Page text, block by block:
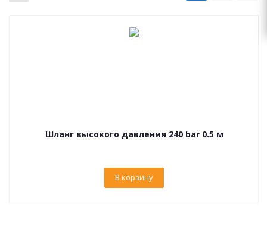
Шланг высокого давления 240 bar 0.5 м
В корзину